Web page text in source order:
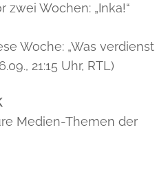
zwei Wochen: „Inka!“
Woche: „Was verdienst
21:15 Uhr, RTL)
Medien-Themen der